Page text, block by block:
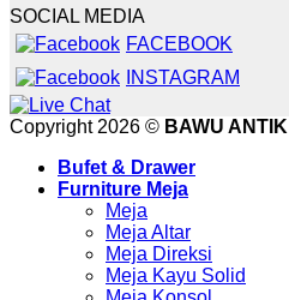
SOCIAL MEDIA
FACEBOOK
INSTAGRAM
Copyright 2026 © BAWU ANTIK
Bufet & Drawer
Furniture Meja
Meja
Meja Altar
Meja Direksi
Meja Kayu Solid